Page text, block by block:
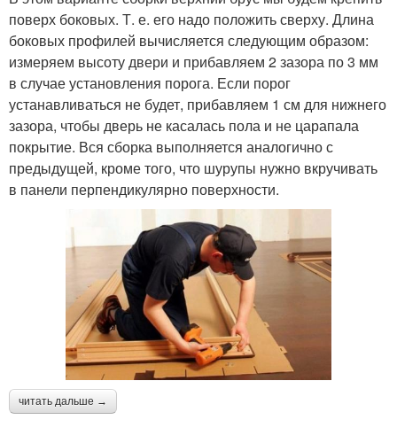
поверх боковых. Т. е. его надо положить сверху. Длина
боковых профилей вычисляется следующим образом:
измеряем высоту двери и прибавляем 2 зазора по 3 мм
в случае установления порога. Если порог
устанавливаться не будет, прибавляем 1 см для нижнего
зазора, чтобы дверь не касалась пола и не царапала
покрытие. Вся сборка выполняется аналогично с
предыдущей, кроме того, что шурупы нужно вкручивать
в панели перпендикулярно поверхности.
читать дальше →